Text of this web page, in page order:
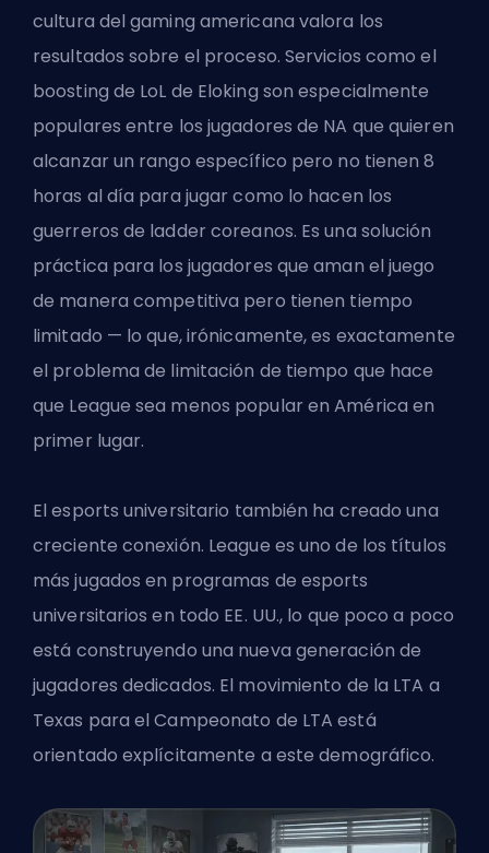
cultura del gaming americana valora los
resultados sobre el proceso. Servicios comoel
boosting de LoL de Eloking son especialmente
populares entre los jugadores de NA que quieren
alcanzar un rango específico pero no tienen 8
horas al día para jugar como lo hacen los
guerreros de ladder coreanos. Es una solución
práctica para los jugadores que aman el juego
de manera competitiva pero tienen tiempo
limitado — lo que, irónicamente, es exactamente
el problema de limitación de tiempo que hace
que League sea menos popular en América en
primer lugar.
El esports universitario también ha creado una
creciente conexión. League es uno de los títulos
más jugados en programas de esports
universitarios en todo EE. UU., lo que poco a poco
está construyendo una nueva generación de
jugadores dedicados. El movimiento de la LTA a
Texas para el Campeonato de LTA está
orientado explícitamente a este demográfico.